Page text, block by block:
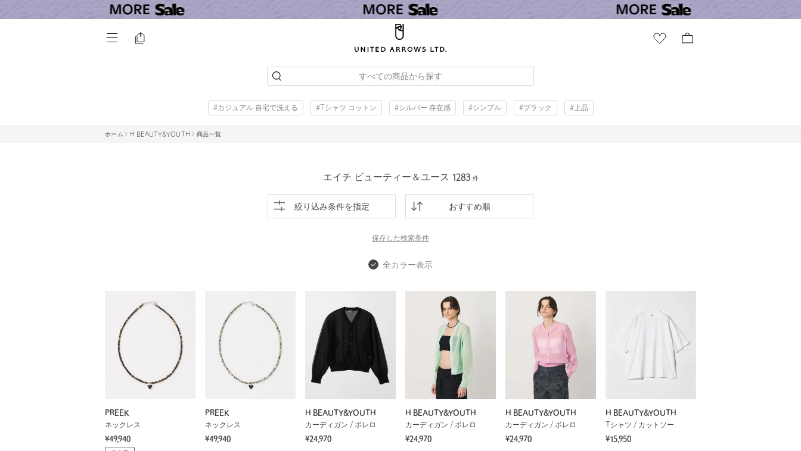
すべての商品から探す
#カジュアル 自宅で洗える #Tシャツ コットン #シルバー 存在感 #シンプル #ブラック #上品
ホーム H BEAUTY&YOUTH 商品一覧
エイチ ビューティー＆ユース 1283 件
絞り込み条件を指定 おすすめ順
保存した検索条件
全カラー表示
PREEK
ネックレス
¥49,940
PREEK
ネックレス
¥49,940
H BEAUTY&YOUTH
カーディガン / ボレロ
¥24,970
H BEAUTY&YOUTH
カーディガン / ボレロ
¥24,970
H BEAUTY&YOUTH
カーディガン / ボレロ
¥24,970
H BEAUTY&YOUTH
Tシャツ / カットソー
¥15,950